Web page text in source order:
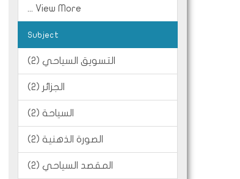
... View More
Subject
التسويق السياحي (2)
الجزائر (2)
السياحة (2)
الصورة الذهنية (2)
المقصد السياحي (2)